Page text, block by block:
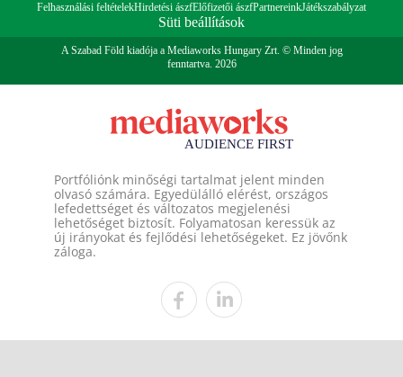
Felhasználási feltételekHirdetési ászfElőfizetői ászfPartnereinkJátékszabályzat
Süti beállítások
A Szabad Föld kiadója a Mediaworks Hungary Zrt. © Minden jog
fenntartva. 2026
Portfóliónk minőségi tartalmat jelent minden
olvasó számára. Egyedülálló elérést, országos
lefedettséget és változatos megjelenési
lehetőséget biztosít. Folyamatosan keressük az
új irányokat és fejlődési lehetőségeket. Ez jövőnk
záloga.